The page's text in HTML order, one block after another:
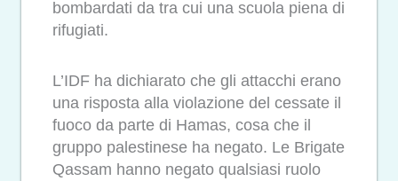
bombardati da tra cui una scuola piena di
rifugiati.
L’IDF ha dichiarato che gli attacchi erano
una risposta alla violazione del cessate il
fuoco da parte di Hamas, cosa che il
gruppo palestinese ha negato. Le Brigate
Qassam hanno negato qualsiasi ruolo